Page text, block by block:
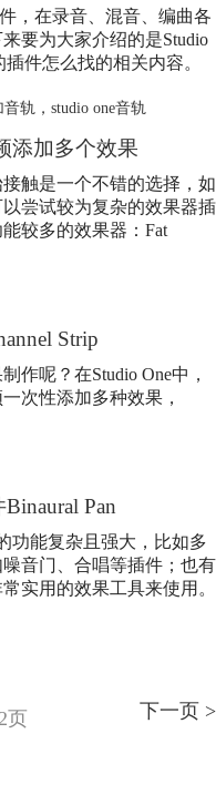
，在录音、混音、编曲各
要为大家介绍的是Studio
件怎么找的相关内容。
音轨 ， studio one音轨
添加多个效果
触是一个不错的选择，如
尝试较为复杂的效果器插
较多的效果器：Fat
Strip
作呢？在Studio One中，
次性添加多种效果，
Pan
功能复杂且强大，比如多
音门、合唱等插件；也有
实用的效果工具来使用。
页 下一页 >